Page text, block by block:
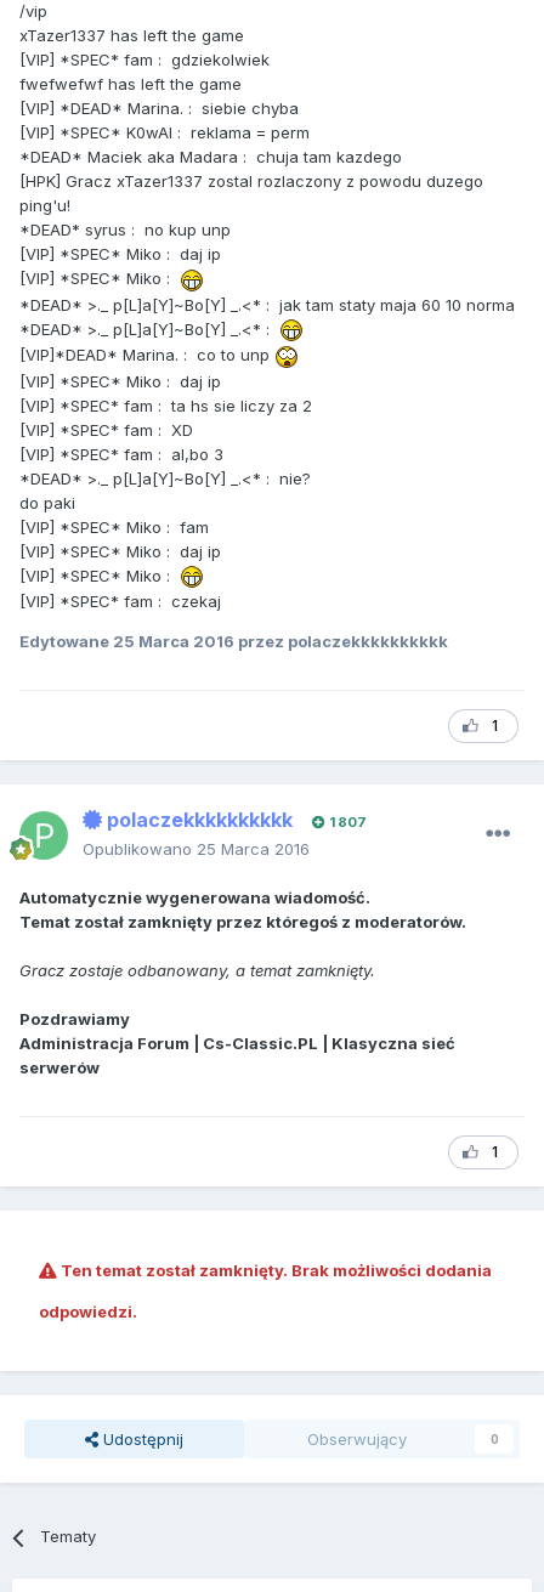
/vip
xTazer1337 has left the game
[VIP] *SPEC* fam : gdziekolwiek
fwefwefwf has left the game
[VIP] *DEAD* Marina. : siebie chyba
[VIP] *SPEC* K0wAl : reklama = perm
*DEAD* Maciek aka Madara : chuja tam kazdego
[HPK] Gracz xTazer1337 zostal rozlaczony z powodu duzego
ping'u!
*DEAD* syrus : no kup unp
[VIP] *SPEC* Miko : daj ip
[VIP] *SPEC* Miko :
*DEAD* >._ p[L]a[Y]~Bo[Y] _.<* : jak tam staty maja 60 10 norma
*DEAD* >._ p[L]a[Y]~Bo[Y] _.<* :
[VIP]*DEAD* Marina. : co to unp
[VIP] *SPEC* Miko : daj ip
[VIP] *SPEC* fam : ta hs sie liczy za 2
[VIP] *SPEC* fam : XD
[VIP] *SPEC* fam : al,bo 3
*DEAD* >._ p[L]a[Y]~Bo[Y] _.<* : nie?
do paki
[VIP] *SPEC* Miko : fam
[VIP] *SPEC* Miko : daj ip
[VIP] *SPEC* Miko :
[VIP] *SPEC* fam : czekaj
Edytowane 25 Marca 2016 przez polaczekkkkkkkkkk
1
polaczekkkkkkkkkk 1 807
Opublikowano 25 Marca 2016
Automatycznie wygenerowana wiadomość.
Temat został zamknięty przez któregoś z moderatorów.
Gracz zostaje odbanowany, a temat zamknięty.
Pozdrawiamy
Administracja Forum | Cs-Classic.PL | Klasyczna sieć
serwerów
1
Ten temat został zamknięty. Brak możliwości dodania
odpowiedzi.
Udostępnij Obserwujący 0
Tematy